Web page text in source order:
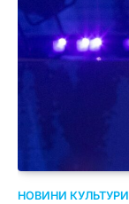
НОВИНИ КУЛЬТУРИ